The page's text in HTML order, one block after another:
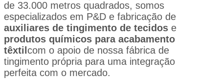
de 33.000 metros quadrados, somos
especializados em P&D e fabricação de
auxiliares de tingimento de tecidos e
produtos químicos para acabamento
têxtil com o apoio de nossa fábrica de
tingimento própria para uma integração
perfeita com o mercado.